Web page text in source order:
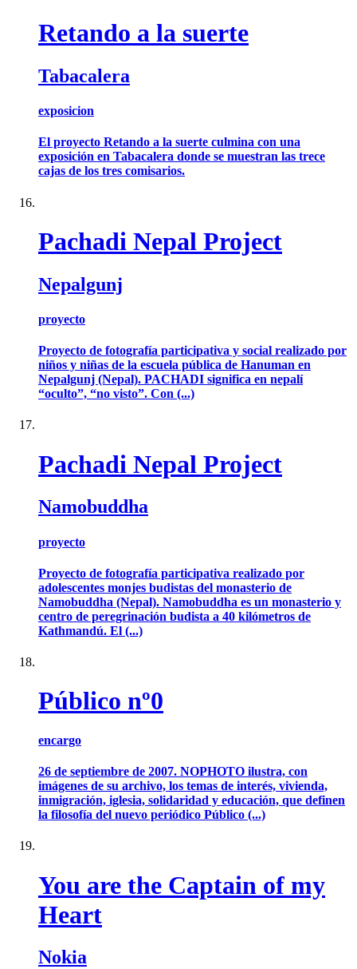
Retando a la suerte
Tabacalera
exposicion
El proyecto Retando a la suerte culmina con una
exposición en Tabacalera donde se muestran las trece
cajas de los tres comisarios.
Pachadi Nepal Project
Nepalgunj
proyecto
Proyecto de fotografía participativa y social realizado por
niños y niñas de la escuela pública de Hanuman en
Nepalgunj (Nepal). PACHADI significa en nepalí
“oculto”, “no visto”. Con (...)
Pachadi Nepal Project
Namobuddha
proyecto
Proyecto de fotografía participativa realizado por
adolescentes monjes budistas del monasterio de
Namobuddha (Nepal). Namobuddha es un monasterio y
centro de peregrinación budista a 40 kilómetros de
Kathmandú. El (...)
Público nº0
encargo
26 de septiembre de 2007. NOPHOTO ilustra, con
imágenes de su archivo, los temas de interés, vivienda,
inmigración, iglesia, solidaridad y educación, que definen
la filosofía del nuevo periódico Público (...)
You are the Captain of my
Heart
Nokia